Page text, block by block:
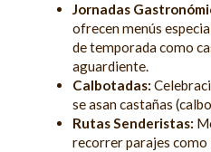
Jornadas
ofrecen menús
de temporada como
aguardiente.
Calbotadas:
se asan castañas
Rutas Senderistas:
recorrer parajes como